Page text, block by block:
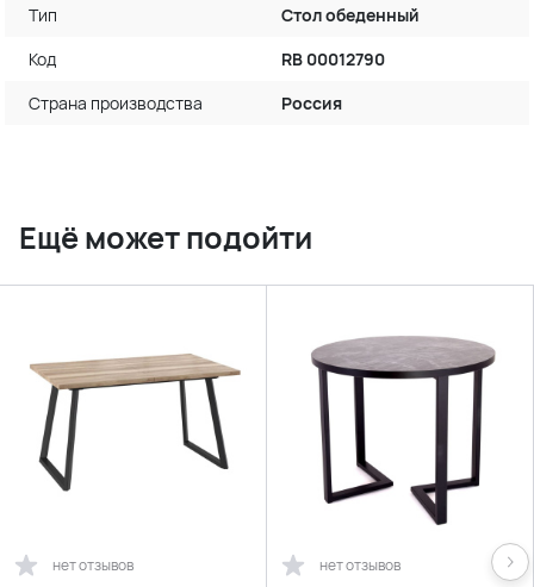
Тип
Стол обеденный
Код
RB 00012790
Страна производства
Россия
Ещё может подойти
нет отзывов нет отзывов